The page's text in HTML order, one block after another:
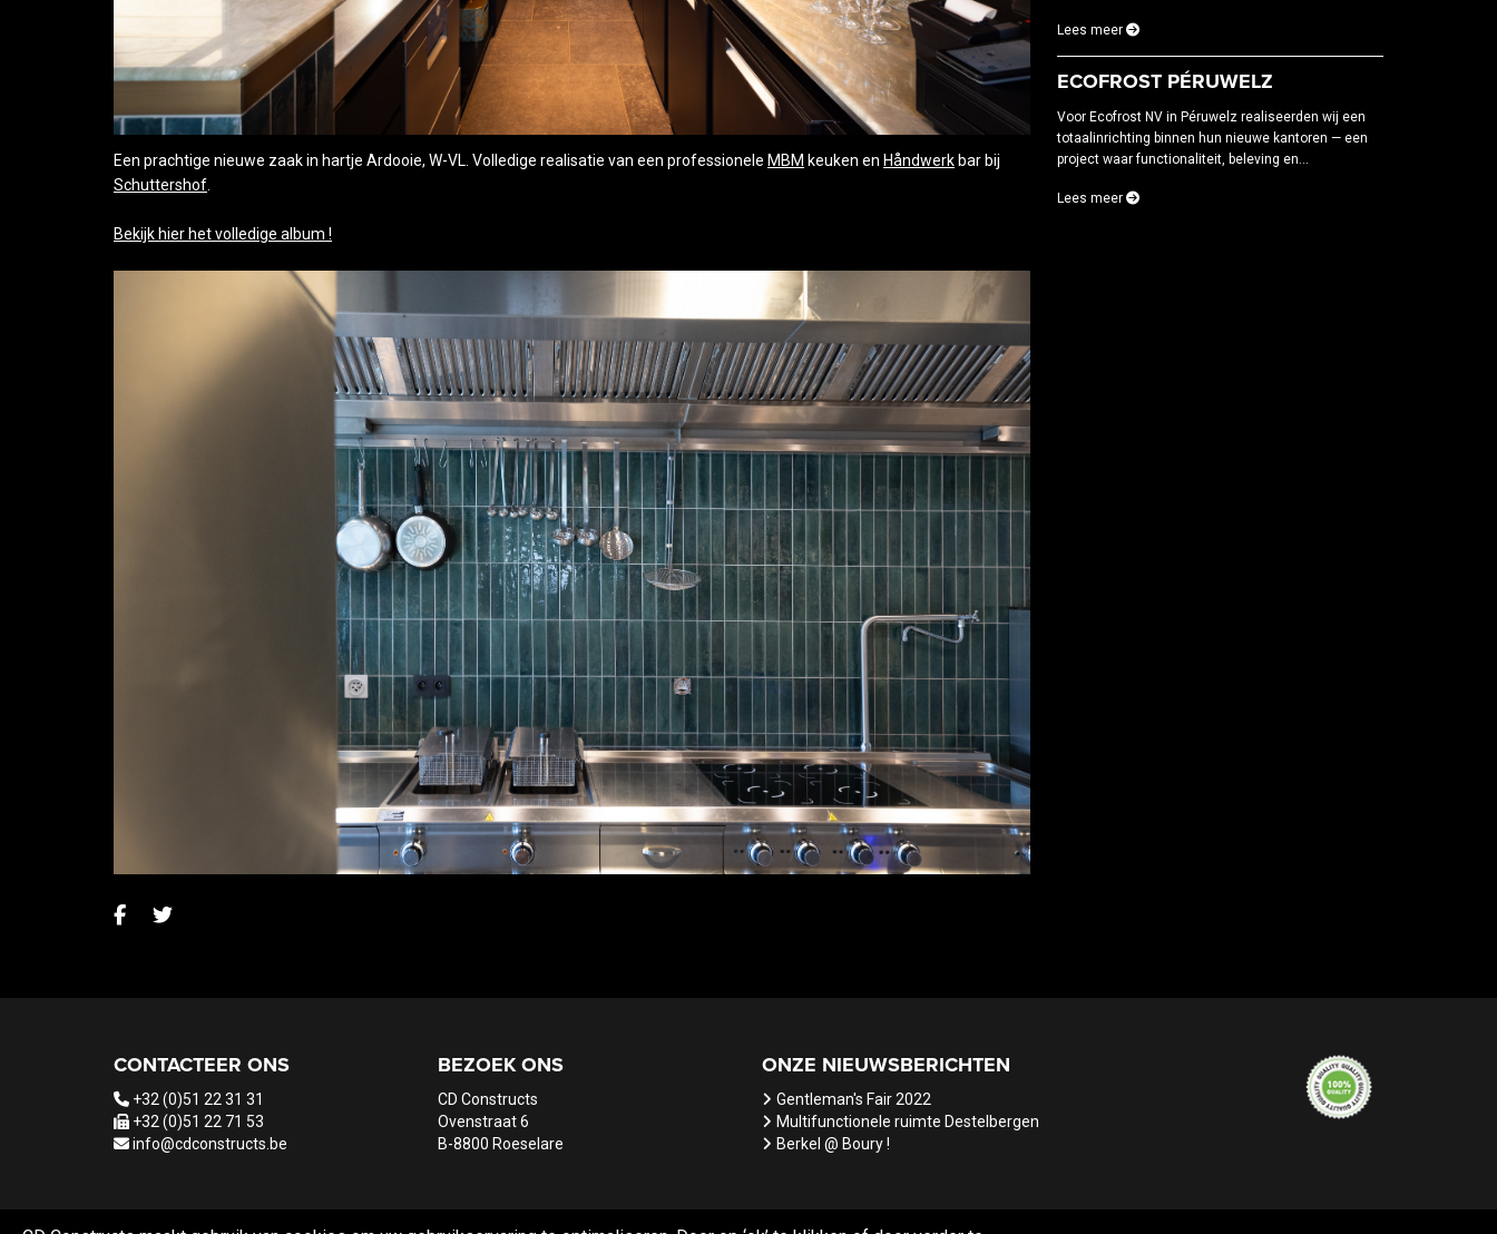
Een prachtige nieuwe zaak in hartje Ardooie, W-VL. Volledige realisatie van een professionele MBM keuken en Håndwerk bar bij
Schuttershof
Bekijk hier het volledige album !
Lees meer
ECOFROST PÉRUWELZ
Voor Ecofrost NV in Péruwelz realiseerden wij een
totaalinrichting binnen hun nieuwe kantoren — een
project waar functionaliteit, beleving en...
Lees meer
CONTACTEER ONS
+32 (0)51 22 31 31
+32 (0)51 22 71 53
info@cdconstructs.be
BEZOEK ONS
CD Constructs
Ovenstraat 6
B-8800 Roeselare
ONZE NIEUWSBERICHTEN
Gentleman's Fair 2022
Multifunctionele ruimte Destelbergen
Berkel @ Boury !